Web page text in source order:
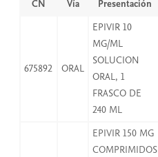
CN Vía Presentación
675892 ORAL
EPIVIR 10
MG/ML
SOLUCION
ORAL, 1
FRASCO DE
240 ML
EPIVIR 150 MG
COMPRIMIDOS